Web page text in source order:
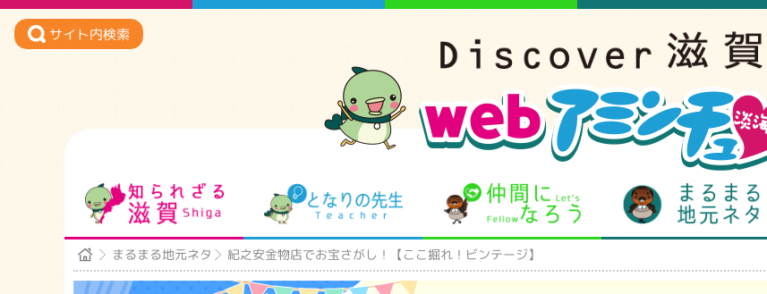
サイト内検索
知られざる滋賀 となりの先生 仲間になろう
まるまる地元ネタ 紀之安金物店でお宝さがし！【ここ掘れ！ビンテージ】